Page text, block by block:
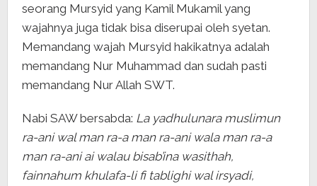
seorang Mursyid yang Kamil Mukamil yang
wajahnya juga tidak bisa diserupai oleh syetan.
Memandang wajah Mursyid hakikatnya adalah
memandang Nur Muhammad dan sudah pasti
memandang Nur Allah SWT.
Nabi SAW bersabda: La yadhulunara muslimun
ra-ani wal man ra-a man ra-ani wala man ra-a
man ra-ani ai walau bisab’ina wasithah,
fainnahum khulafa-li fi tablighi wal irsyadi,